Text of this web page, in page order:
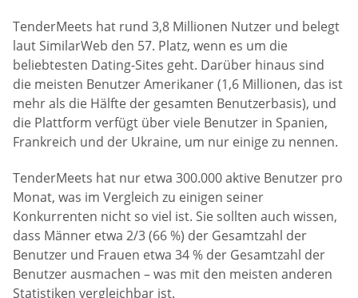
TenderMeets hat rund 3,8 Millionen Nutzer und belegt
laut SimilarWeb den 57. Platz, wenn es um die
beliebtesten Dating-Sites geht. Darüber hinaus sind
die meisten Benutzer Amerikaner (1,6 Millionen, das ist
mehr als die Hälfte der gesamten Benutzerbasis), und
die Plattform verfügt über viele Benutzer in Spanien,
Frankreich und der Ukraine, um nur einige zu nennen.
TenderMeets hat nur etwa 300.000 aktive Benutzer pro
Monat, was im Vergleich zu einigen seiner
Konkurrenten nicht so viel ist. Sie sollten auch wissen,
dass Männer etwa 2/3 (66 %) der Gesamtzahl der
Benutzer und Frauen etwa 34 % der Gesamtzahl der
Benutzer ausmachen – was mit den meisten anderen
Statistiken vergleichbar ist.